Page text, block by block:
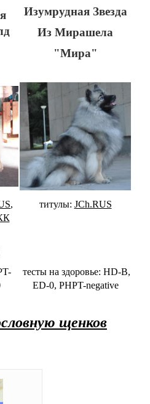
Изумрудная Звезда
Из Мирашела
"Мира"
,
титулы: JCh.RUS
тесты на здоровье: HD-B,
ED-0, PHPT-negative
щенков